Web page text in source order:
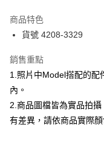
ATM付款
運送方式
全家取貨付款
付款後全家取貨
商品特色
貨號 4208-3329
銷售重點
1.照片中Model搭配的配
內。
2.商品圖檔皆為實品拍
有差異，請依商品實際顏